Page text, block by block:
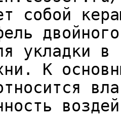
собой
укладки
К